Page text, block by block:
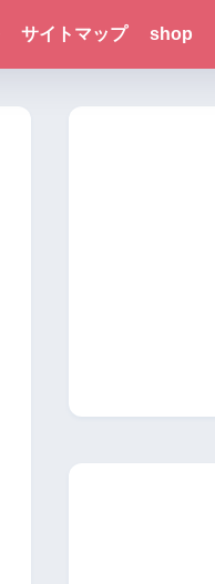
サイトマップ shop